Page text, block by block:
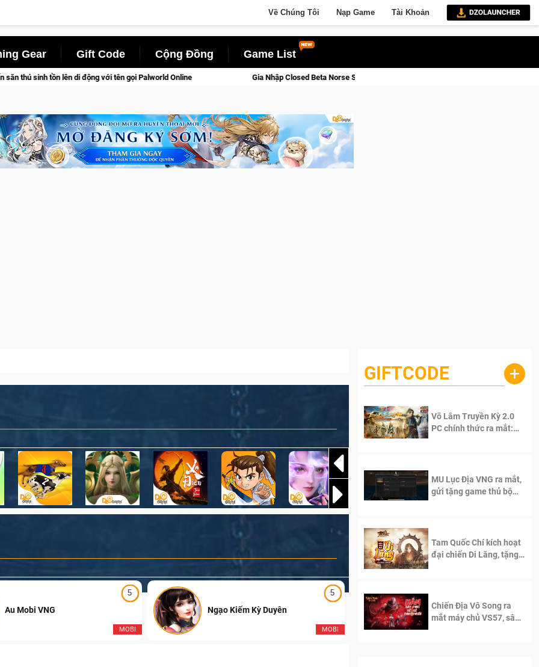
Về Chúng Tôi Nạp Game Tài Khoản
Gear Gift Code Cộng Đồng Game List
Palworld Online Gia Nhập Closed Beta Norse Saga: Cửu Giới Thức Tỉnh, Săn DJI Osmo Pocket 3 Ngay Hôm Nay
5
MOBI
Au Mobi VNG
5
MOBI
Ngạo Kiếm Kỳ Duyên Ngạo Thiên Mobile
GIFTCODE +
Võ Lâm Truyền Kỳ 2.0
PC chính thức ra mắt:
MU Lục Địa VNG ra mắt,
gửi tặng game thủ bộ
Tam Quốc Chí kích hoạt
đại chiến Di Lăng, tặng
Chiến Địa Vô Song ra
mắt máy chủ VS57, sân